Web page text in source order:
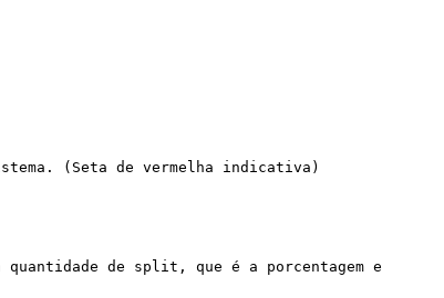
(Seta de vermelha indicativa)
quantidade de split, que é a porcentagem e